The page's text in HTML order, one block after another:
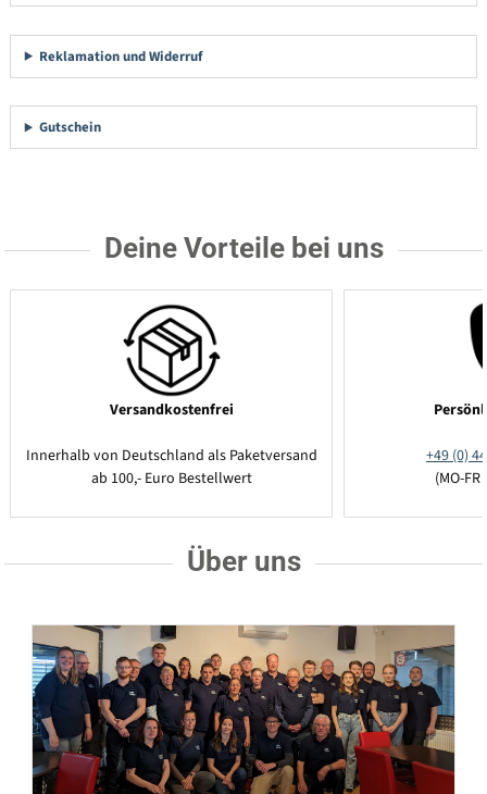
Reklamation und Widerruf
Gutschein
Deine Vorteile bei uns
Versandkostenfrei
Innerhalb von Deutschland als Paketversand
ab 100,- Euro Bestellwert
+49 (0)
(MO-
Über uns